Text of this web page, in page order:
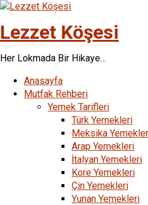
Skip
content
Lezzet Köşesi
Her Lokmada Bir Hikaye…
Anasayfa
Mutfak Rehberi
Yemek Tarifleri
Türk Yemekleri
Meksika
Arap Yemekleri
İtalyan Yemekleri
Kore Yemekleri
Çin Yemekleri
Yunan Yemekleri